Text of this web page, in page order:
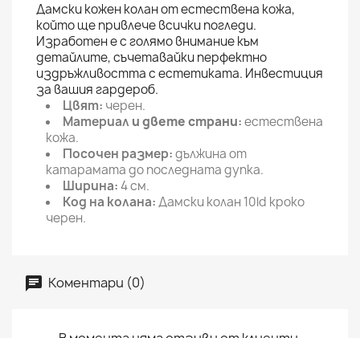
Дамски кожен колан от естествена кожа,
който ще привлече всички погледи.
Изработен е с голямо внимание към
детайлите, съчетавайки перфектно
издръжливостта с естетиката. Инвестиция
за вашия гардероб.
Цвят: черен.
Материал и двете страни:естествена
кожа.
Посочен размер:дължина от
катарамата до последната дупка.
Ширина:4 см.
Код на колана:Дамски колан 10ld кроко
черен.
Коментари (0)